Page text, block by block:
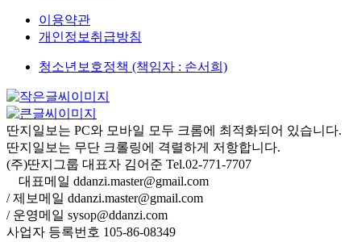
이용약관
개인정보취급방침
청소년보호정책 (책임자 : 손서희)
딴지일보는 PC와 모바일 모두 크롬에 최적화되어 있습니다.
딴지일보는 무단 크롤링에 격렬하게 저항합니다.
(주)딴지그룹 대표자 김어준 Tel.02-771-7707
대표메일 ddanzi.master@gmail.com
/ 제보메일 ddanzi.master@gmail.com
/ 운영메일 sysop@ddanzi.com
사업자 등록번호 105-86-08349